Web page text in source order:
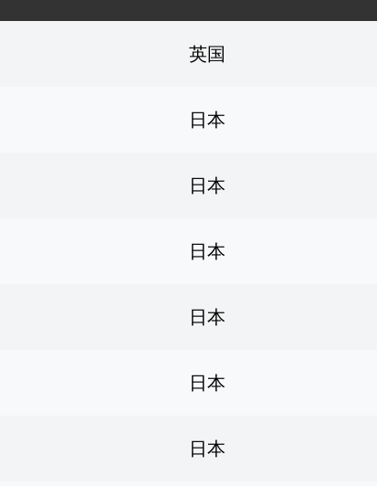
英国
日本
日本
日本
日本
日本
日本